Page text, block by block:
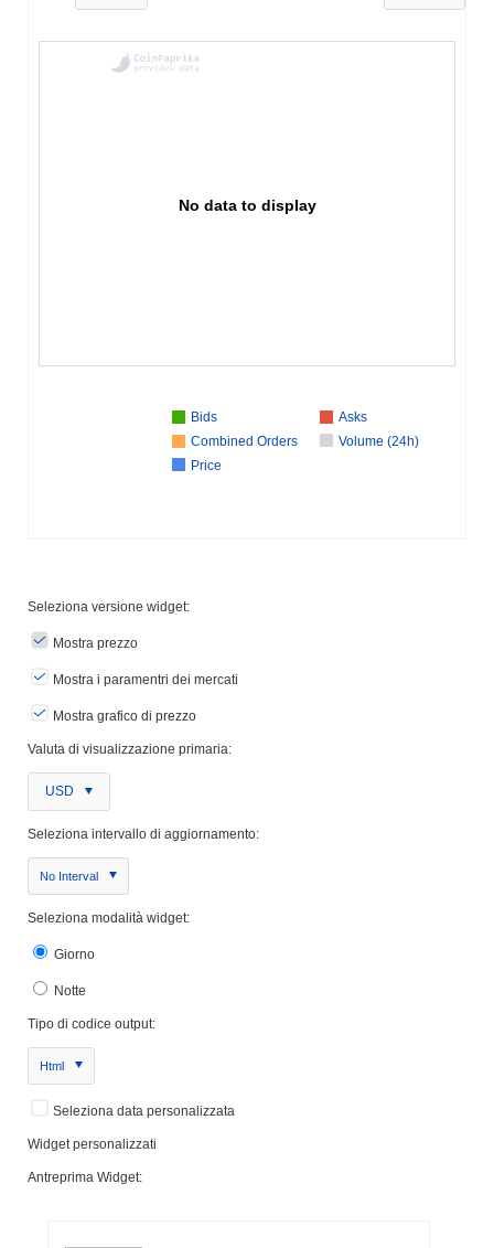
No data to display
Bids
Asks
Combined Orders
Volume (24h)
Price
Seleziona versione widget:
Mostra prezzo
Mostra i paramentri dei mercati
Mostra grafico di prezzo
Valuta di visualizzazione primaria:
USD
Seleziona intervallo di aggiornamento:
No Interval
Seleziona modalità widget:
Giorno
Notte
Tipo di codice output:
Html
Seleziona data personalizzata
Widget personalizzati
Antreprima Widget: